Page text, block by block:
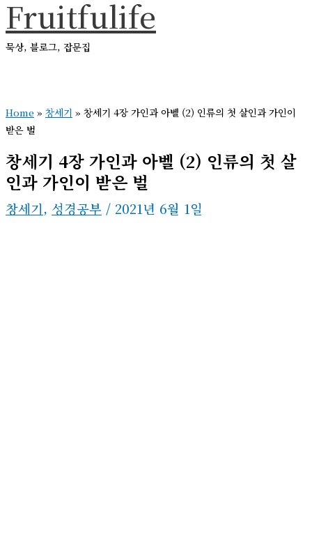
콘
텐
츠
너
뛰
기
Fruitfulife
묵상, 블로그, 잡문집
메
뉴
Home » 창세기 » 창세기 4장 가인과 아벨 (2) 인류의 첫 살인과 가인이
받은 벌
창세기 4장 가인과 아벨 (2) 인류의 첫 살
인과 가인이 받은 벌
창세기, 성경공부 / 2021년 6월 1일